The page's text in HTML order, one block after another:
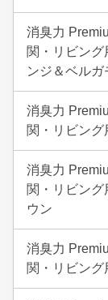
消臭力
関・リビン
ンジ＆ベルガ
消臭力
関・リビング
消臭力
関・リビン
ウン
消臭力
関・リビン